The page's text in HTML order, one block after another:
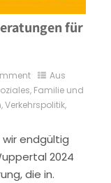
für
Aus
Familie und
,Verkehrspolitik,
wir endgültig
2024
die in.